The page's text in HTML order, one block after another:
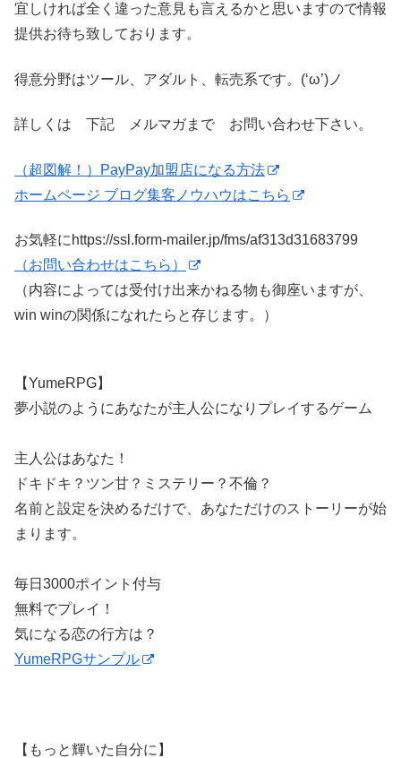
宜しければ全く違った意見も言えるかと思いますので情報
提供お待ち致しております。
得意分野はツール、アダルト、転売系です。(‘ω’)ノ
詳しくは 下記 メルマガまで お問い合わせ下さい。
（超図解！）PayPay加盟店になる方法
ホームページ ブログ集客ノウハウはこちら
お気軽にhttps://ssl.form-mailer.jp/fms/af313d31683799
（お問い合わせはこちら）
（内容によっては受付け出来かねる物も御座いますが、
win winの関係になれたらと存じます。）
【YumeRPG】
夢小説のようにあなたが主人公になりプレイするゲーム
主人公はあなた！
ドキドキ？ツン甘？ミステリー？不倫？
名前と設定を決めるだけで、あなただけのストーリーが始
まります。
毎日3000ポイント付与
無料でプレイ！
気になる恋の行方は？
YumeRPGサンプル
【もっと輝いた自分に】